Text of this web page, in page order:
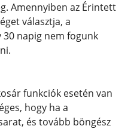
Amennyiben az Érintett
választja, a
napig nem fogunk
funkciók esetén van
hogy ha a
és tovább böngész